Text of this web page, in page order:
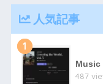
人気記事
1
Music
487